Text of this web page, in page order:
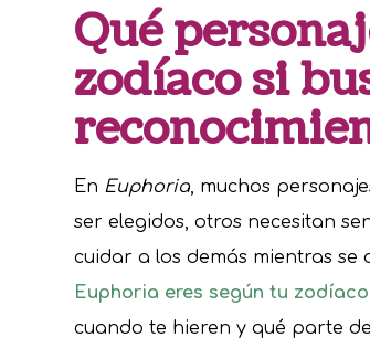
Qué
zodíaco si
En Euphoria, muchos
ser elegidos, otros necesitan
cuidar a los demás mientras se
Euphoria eres según tu zodíaco
cuando te hieren y qué parte